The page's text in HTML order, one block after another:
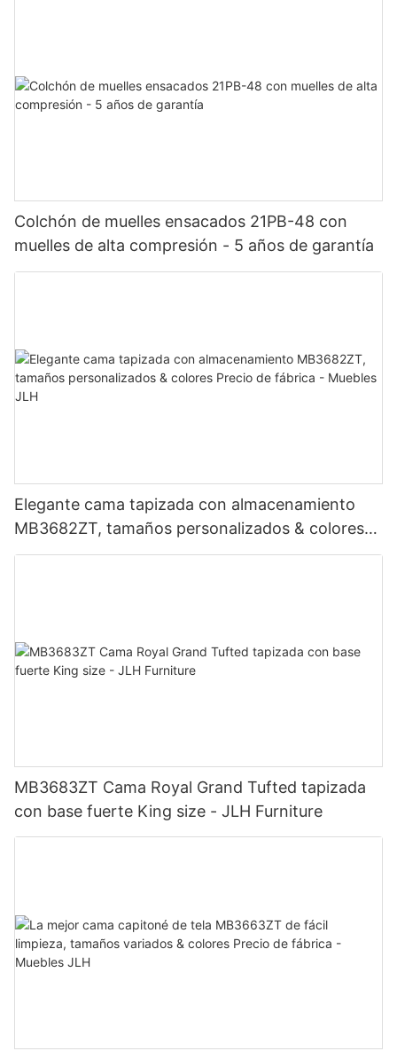
Colchón de muelles ensacados 21PB-48 con
muelles de alta compresión - 5 años de garantía
Elegante cama tapizada con almacenamiento
MB3682ZT, tamaños personalizados & colores
Precio de fábrica - Muebles JLH
MB3683ZT Cama Royal Grand Tufted tapizada
con base fuerte King size - JLH Furniture